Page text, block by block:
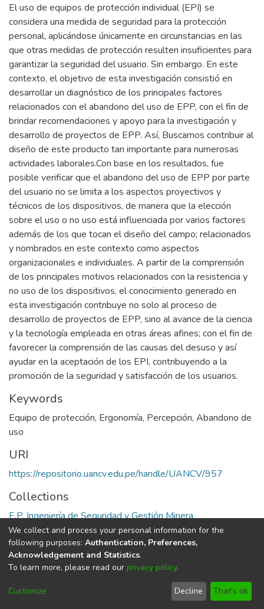
El uso de equipos de protección individual (EPI) se
considera una medida de seguridad para la protección
personal, aplicándose únicamente en circunstancias en las
que otras medidas de protección resulten insuficientes para
garantizar la seguridad del usuario. Sin embargo. En este
contexto, el objetivo de esta investigación consistió en
desarrollar un diagnóstico de los principales factores
relacionados con el abandono del uso de EPP, con el fin de
brindar recomendaciones y apoyo para la investigación y
desarrollo de proyectos de EPP. Así, Buscamos contribuir al
diseño de este producto tan importante para numerosas
actividades laborales.Con base en los resultados, fue
posible verificar que el abandono del uso de EPP por parte
del usuario no se limita a los aspectos proyectivos y
técnicos de los dispositivos, de manera que la elección
sobre el uso o no uso está influenciada por varios factores
además de los que tocan el diseño del campo; relacionados
y nombrados en este contexto como aspectos
organizacionales e individuales. A partir de la comprensión
de los principales motivos relacionados con la resistencia y
no uso de los dispositivos, el conocimiento generado en
esta investigación contribuye no solo al proceso de
desarrollo de proyectos de EPP, sino al avance de la ciencia
y la tecnología empleada en otras áreas afines; con el fin de
favorecer la comprensión de las causas del desuso y así
ayudar en la aceptación de los EPI, contribuyendo a la
promoción de la seguridad y satisfacción de los usuarios.
Keywords
Equipo de protección, Ergonomía, Percepción, Abandono de
uso
URI
https://repositorio.uancv.edu.pe/handle/UANCV/957
Collections
E.P. Ingeniería de Seguridad y Gestión Minera
Full item page
DSpace softwarecopyright © 2002-2026
Cookie
End User
Agreement
Send
Feedback
We collect and process your personal information for the
following purposes: Authentication, Preferences,
Acknowledgement and Statistics.
To learn more, please read our privacy policy.
Customize Decline That's ok